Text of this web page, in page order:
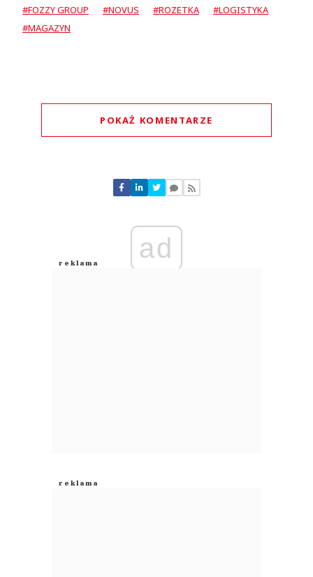
#FOZZY GROUP
#NOVUS #ROZETKA
#LOGISTYKA
#MAGAZYN
POKAŻ KOMENTARZE
Nie znaleziono komentarzy
Zostaw swoje komentarze
Anuluj
ad